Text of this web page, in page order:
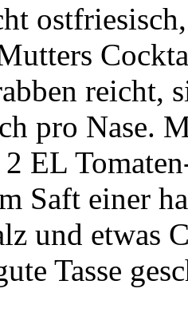
reicht,
pro Nase.
EL
Saft einer
und etwas
Tasse